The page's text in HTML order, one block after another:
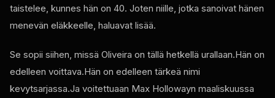
taistelee, kunnes hän on 40. Joten niille, jotka sanoivat hänen
menevän eläkkeelle, haluavat lisää.
Se sopii siihen, missä Oliveira on tällä hetkellä urallaan.Hän on
edelleen voittava.Hän on edelleen tärkeä nimi
kevytsarjassa.Ja voitettuaan Max Hollowayn maaliskuussa